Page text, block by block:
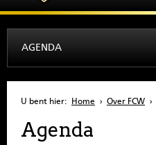
AGENDA
U bent hier: Home › Over FCW ›
Agenda